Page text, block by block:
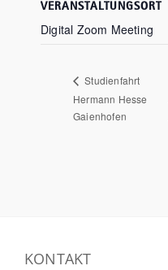
VERANSTALTUNGSORT
Digital Zoom Meeting
Studienfahrt
Hermann Hesse
Gaienhofen
KONTAKT